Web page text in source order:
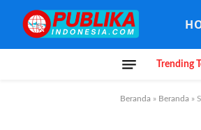
Trending
Beranda » Beranda »